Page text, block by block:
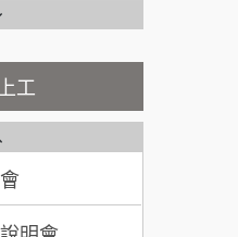
屏東縣
萬 ~ 200萬
屏東縣
萬~200萬
台北
工
麵加盟說明
盟說明會
說明會